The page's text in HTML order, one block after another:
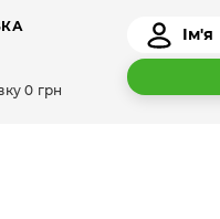
0 грн